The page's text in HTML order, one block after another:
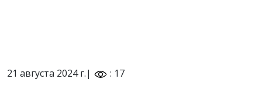
21 августа 2024 г.| : 17